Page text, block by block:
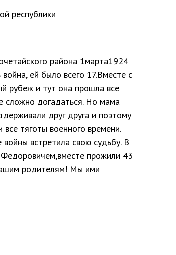
республики
района 1марта1924
ей было всего 17.Вместе с
рубеж и тут она прошла все
сложно догадаться. Но мама
друг друга и поэтому
тяготы военного времени.
встретила свою судьбу. В
прожили 43
родителям! Мы ими